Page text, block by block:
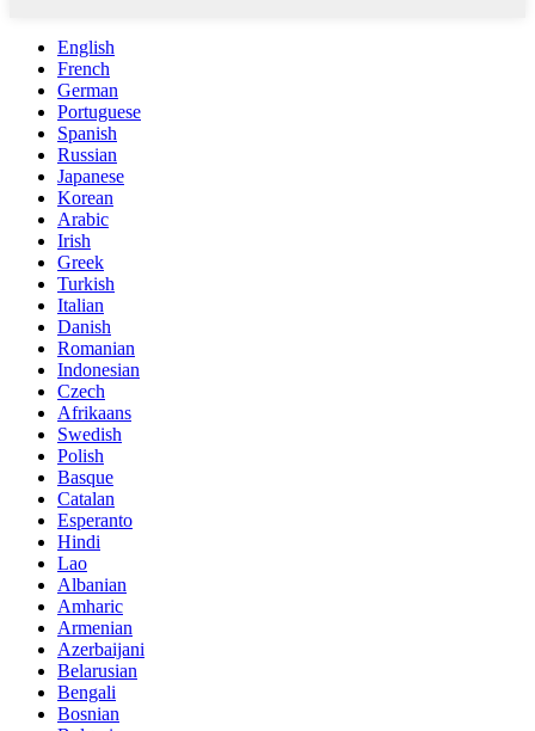
English
French
German
Portuguese
Spanish
Russian
Japanese
Korean
Arabic
Irish
Greek
Turkish
Italian
Danish
Romanian
Indonesian
Czech
Afrikaans
Swedish
Polish
Basque
Catalan
Esperanto
Hindi
Lao
Albanian
Amharic
Armenian
Azerbaijani
Belarusian
Bengali
Bosnian